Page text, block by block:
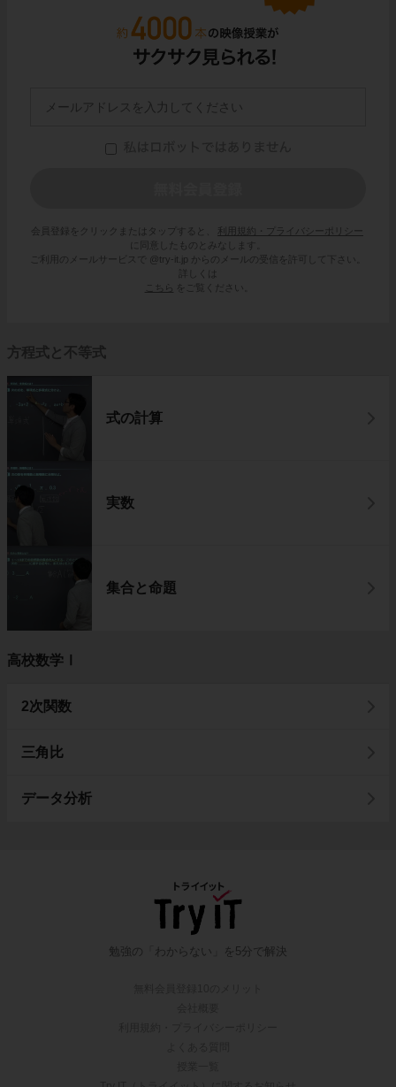
会員登録をクリックまたはタップすると、
利用規約・プライバシーポリシー
に同意したものとみなします。
ご利用のメールサービスで @try-it.jp からのメールの受信を許可して下さい。
詳しくは
こちら
をご覧ください。
方程式と不等式
式の計算
実数
集合と命題
高校数学Ⅰ
2次関数
三角比
データ分析
勉強の「わからない」を5分で解決